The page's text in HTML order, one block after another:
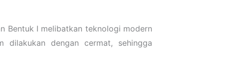
Bentuk I melibatkan teknologi modern
dilakukan dengan cermat, sehingga